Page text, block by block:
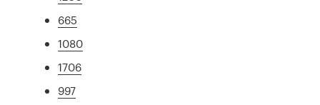
665
1080
1706
997